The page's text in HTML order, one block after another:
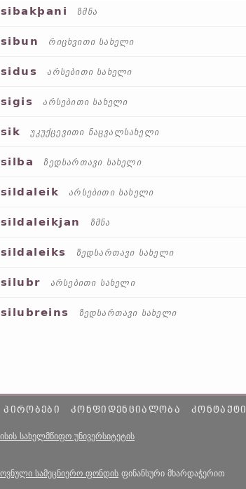
sibakþani ზმნა
sibun რიცხვითი სახელი
sidus არსებითი სახელი
sigis არსებითი სახელი
sik უკუქცევითი ნაცვალსახელი
silba ზედსართავი სახელი
sildaleik არსებითი სახელი
sildaleikjan ზმნა
sildaleiks ზედსართავი სახელი
silubr არსებითი სახელი
silubreins ზედსართავი სახელი
ᲞᲘᲠᲝᲑᲔᲑᲘ ᲙᲝᲜᲤᲘᲓᲔᲜᲪᲘᲐᲚᲝᲑᲐ
ᲙᲝᲜᲢᲐᲥᲢᲘ
სახელმწიფო უნივერსიტეტის
სამეცნიერო ფონდის ფინანსური მხარდაჭერით